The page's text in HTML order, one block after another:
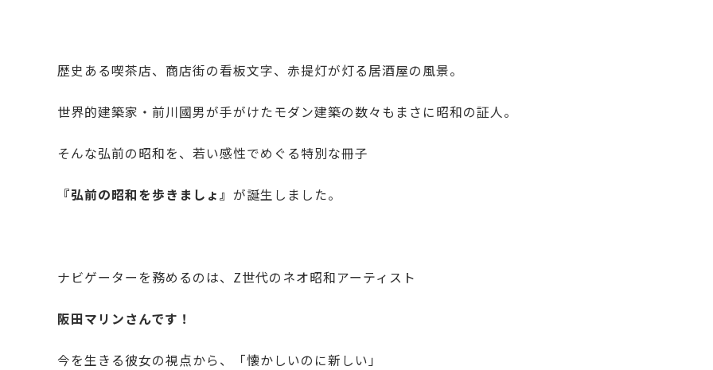
歴史ある喫茶店、商店街の看板文字、赤提灯が灯る居酒屋の風景。
世界的建築家・前川國男が手がけたモダン建築の数々もまさに昭和の証人。
そんな弘前の昭和を、若い感性でめぐる特別な冊子
『弘前の昭和を歩きましょ』 が誕生しました。
ナビゲーターを務めるのは、Z世代のネオ昭和アーティスト
阪田マリンさんです！
今を生きる彼女の視点から、「懐かしいのに新しい」